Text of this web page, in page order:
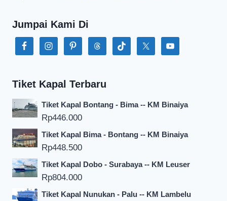
Jumpai Kami Di
Tiket Kapal Terbaru
Tiket Kapal Bontang - Bima -- KM Binaiya
Rp446.000
Tiket Kapal Bima - Bontang -- KM Binaiya
Rp448.500
Tiket Kapal Dobo - Surabaya -- KM Leuser
Rp804.000
Tiket Kapal Nunukan - Palu -- KM Lambelu